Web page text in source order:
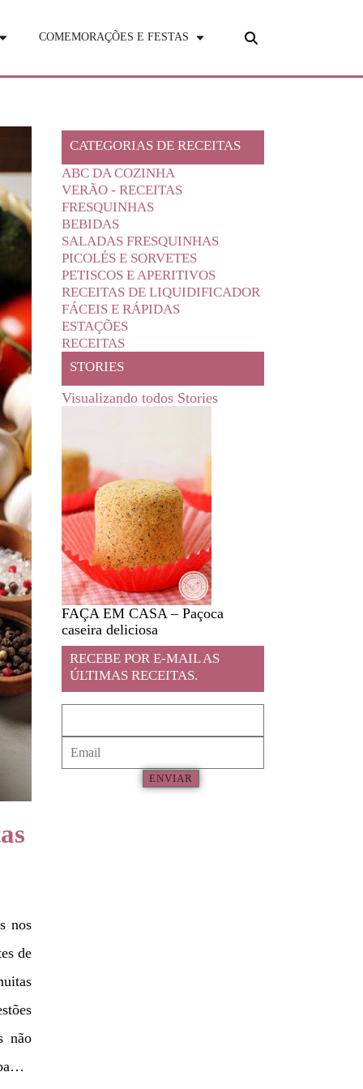
COMEMORAÇÕES E FESTAS
nos
de
não
CATEGORIAS DE RECEITAS
ABC DA COZINHA
VERÃO - RECEITAS
FRESQUINHAS
BEBIDAS
SALADAS FRESQUINHAS
PICOLÉS E SORVETES
PETISCOS E APERITIVOS
RECEITAS DE LIQUIDIFICADOR
FÁCEIS E RÁPIDAS
ESTAÇÕES
RECEITAS
STORIES
Visualizando todos Stories
FAÇA EM CASA – Paçoca
caseira deliciosa
RECEBE POR E-MAIL AS
ÚLTIMAS RECEITAS.
ENVIAR